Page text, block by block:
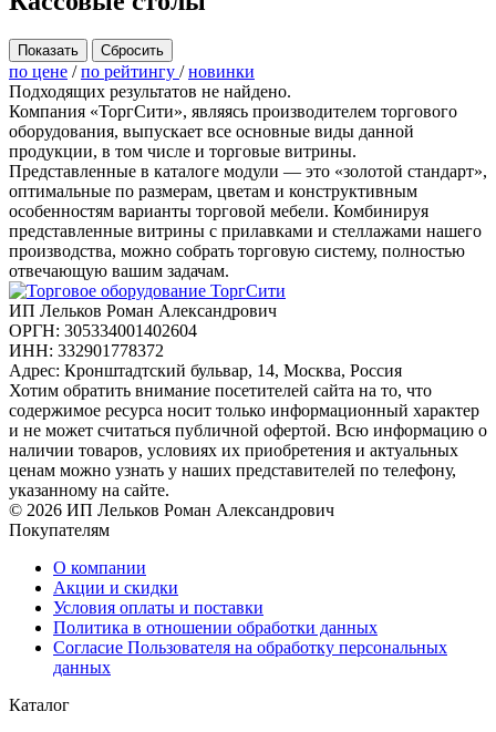
Показать
по цене /по рейтингу /новинки
Подходящих результатов не найдено.
Компания «ТоргСити», являясь производителем торгового
оборудования, выпускает все основные виды данной
продукции, в том числе и торговые витрины.
Представленные в каталоге модули — это «золотой стандарт»,
оптимальные по размерам, цветам и конструктивным
особенностям варианты торговой мебели. Комбинируя
представленные витрины с прилавками и стеллажами нашего
производства, можно собрать торговую систему, полностью
отвечающую вашим задачам.
ИП Лельков Роман Александрович
ОРГН: 305334001402604
ИНН: 332901778372
Адрес: Кронштадтский бульвар, 14, Москва, Россия
Хотим обратить внимание посетителей сайта на то, что
содержимое ресурса носит только информационный характер
и не может считаться публичной офертой. Всю информацию о
наличии товаров, условиях их приобретения и актуальных
ценам можно узнать у наших представителей по телефону,
указанному на сайте.
© 2026 ИП Лельков Роман Александрович
Покупателям
О компании
Акции и скидки
Условия оплаты и поставки
Политика в отношении обработки данных
Согласие Пользователя на обработку персональных
данных
Каталог